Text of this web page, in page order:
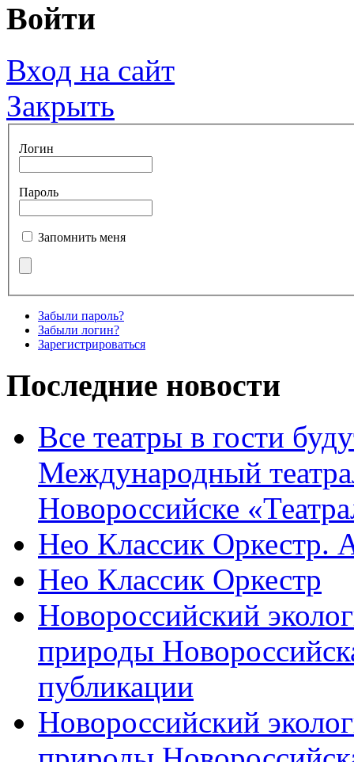
Войти
Вход на сайт
Закрыть
Логин
Пароль
Запомнить меня
Забыли пароль?
Забыли логин?
Зарегистрироваться
Последние новости
Все театры в гости
Международный
Новороссийске
Нео Классик Оркестр.
Нео Классик Оркестр
Новороссийский
природы
публикации
Новороссийский